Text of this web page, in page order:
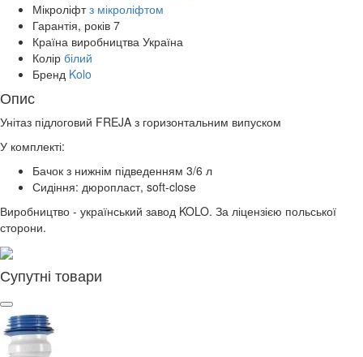
Мікроліфт з мікроліфтом
Гарантія, років 7
Країна виробництва Україна
Колір білий
Бренд Kolo
Опис
Унітаз підлоговий FREJA з горизонтальним випуском
У комплекті:
Бачок з нижнім підведенням 3/6 л
Сидіння: дюропласт, soft-close
Виробництво - український завод KOLO. За ліцензією польської
сторони.
Супутні товари